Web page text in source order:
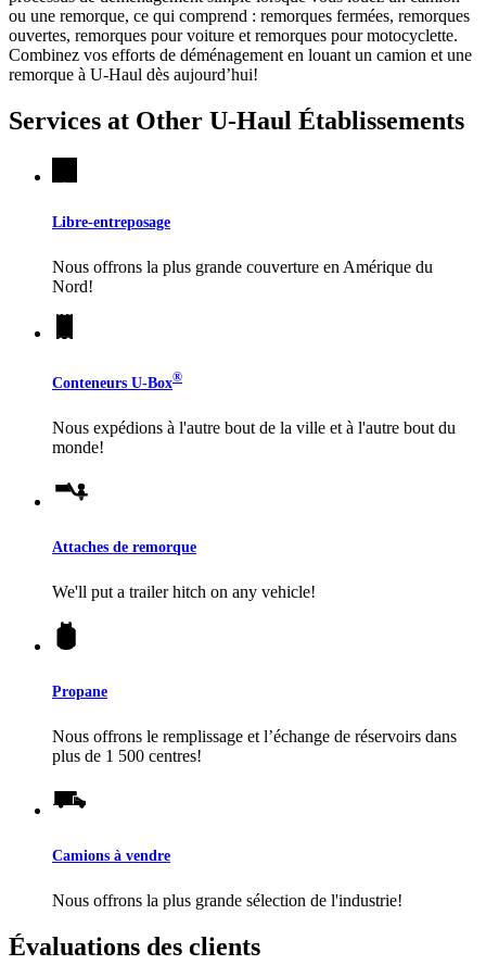
ou une remorque, ce qui comprend : remorques fermées, remorques
ouvertes, remorques pour voiture et remorques pour motocyclette.
Combinez vos efforts de déménagement en louant un camion et une
remorque à U-Haul dès aujourd’hui!
Services at Other U-Haul Établissements
Libre-entreposage
Nous offrons la plus grande couverture en Amérique du
Nord!
Conteneurs U-Box®
Nous expédions à l'autre bout de la ville et à l'autre bout du
monde!
Attaches de remorque
We'll put a trailer hitch on any vehicle!
Propane
Nous offrons le remplissage et l’échange de réservoirs dans
plus de 1 500 centres!
Camions à vendre
Nous offrons la plus grande sélection de l'industrie!
Évaluations des clients